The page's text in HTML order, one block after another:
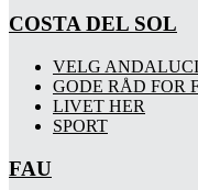
COSTA DEL SOL
VELG
GODE RÅD FOR
LIVET HER
SPORT
FAU